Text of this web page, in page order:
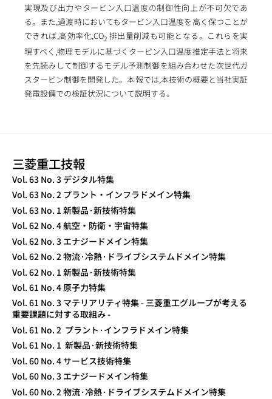
実現及び出力やタービン入口温度の制御性向上が不可欠であ
る。また,過渡時においてもタービン入口温度を高く保つことが
できれば,高効率化,CO2 排出量削減も可能となる。これらを実
現すべく,物理モデルに基づくタービン入口温度推定手法と将来
を先読みして制御するモデル予測制御を組み合わせた次世代ガ
スタービン制御を開発した。本報では,本技術の概要と当社実証
発電設備での検証状況について説明する。
三菱重工技報
TECHNICAL REVIEW
Vol. 63 No. 3 デジタル特集
Vol. 63 No. 2 プラント・インフラドメイン特集
Vol. 63 No. 1 新製品·新技術特集
Vol. 62 No. 4 航空・防衛・宇宙特集
Vol. 62 No. 3 エナジードメイン特集
Vol. 62 No. 2 物流·冷熱·ドライブシステムドメイン特集
Vol. 62 No. 1 新製品·新技術特集
Vol. 61 No. 4 原子力特集
Vol. 61 No. 3 マテリアリティ特集 - 三菱重工グループが考える
重要課題に対する取組み -
Vol. 61 No. 2 プラント·インフラドメイン特集
Vol. 61 No. 1 新製品·新技術特集
Vol. 60 No. 4 サービス技術特集
Vol. 60 No. 3 エナジードメイン特集
Vol. 60 No. 2 物流·冷熱·ドライブシステムドメイン特集